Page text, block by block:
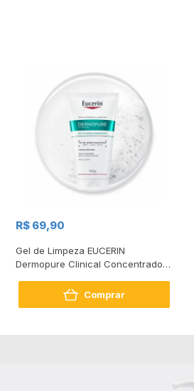
R$ 69,90
Gel de Limpeza EUCERIN
Dermopure Clinical Concentrado
Comprar